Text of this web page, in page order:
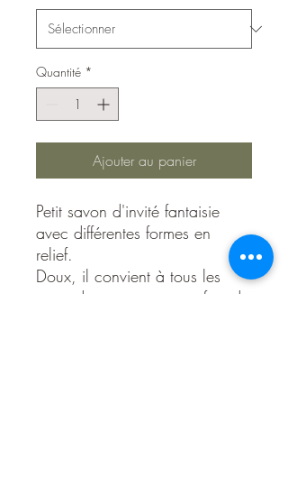
Quantité *
Ajouter au panier
Petit savon d'invité fantaisie
avec différentes formes en
relief.
Doux, il convient à tous les
types de peau, avec parfum de